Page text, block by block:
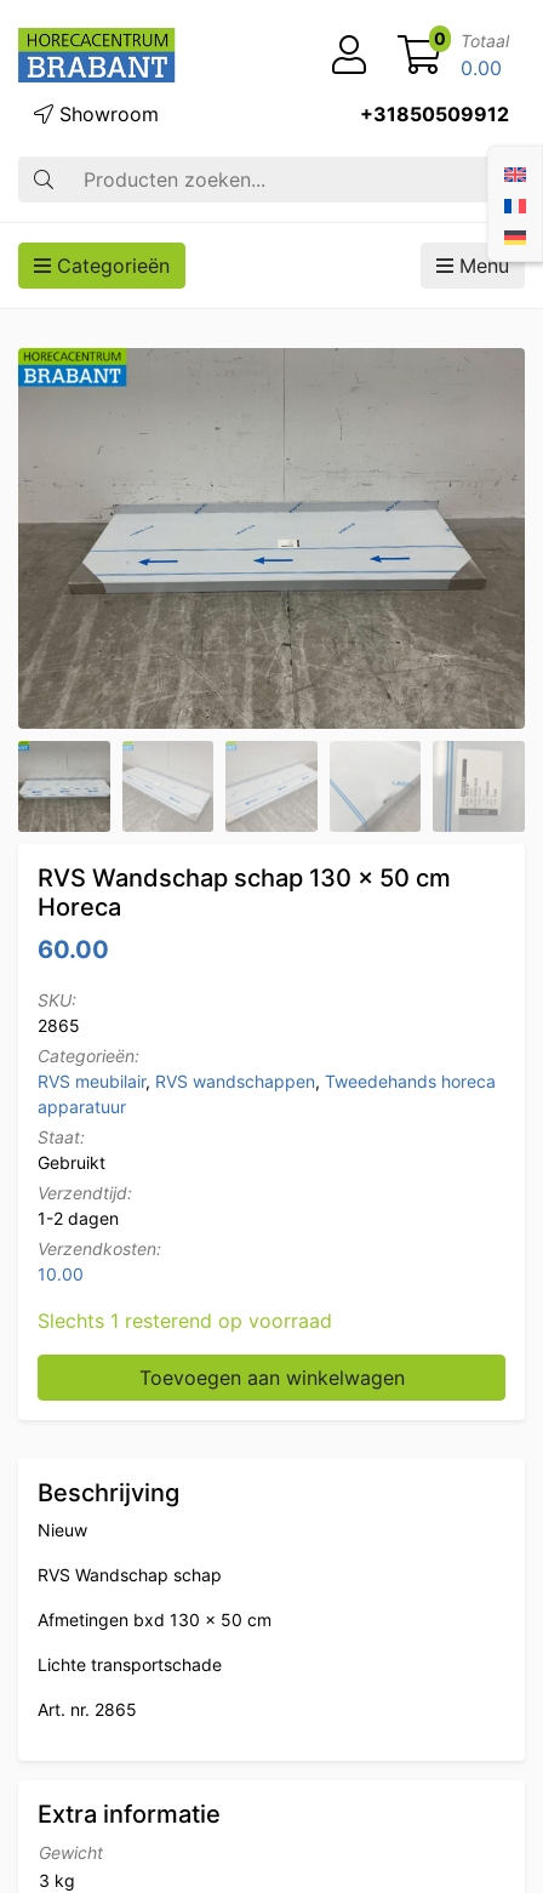
Zoek op
Showroom +31850509912
0 Totaal
0.00
Categorieën Menu
RVS Wandschap schap 130 x 50 cm
Horeca
60.00
SKU:
2865
Categorieën:
RVS meubilair, RVS wandschappen, Tweedehands horeca
apparatuur
Staat:
Gebruikt
Verzendtijd:
1-2 dagen
Verzendkosten:
10.00
Slechts 1 resterend op voorraad
RVS Wandschap schap 130 x 50 cm Horeca aantal
Toevoegen aan winkelwagen
Beschrijving
Nieuw
RVS Wandschap schap
Afmetingen bxd 130 x 50 cm
Lichte transportschade
Art. nr. 2865
Extra informatie
Gewicht
3 kg